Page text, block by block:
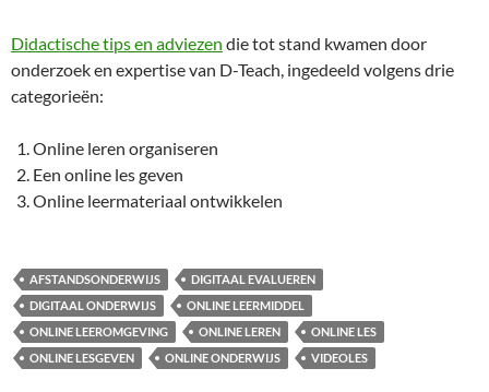
Didactische tips en adviezen die tot stand kwamen door
onderzoek en expertise van D-Teach, ingedeeld volgens drie
categorieën:
Online leren organiseren
Een online les geven
Online leermateriaal ontwikkelen
AFSTANDSONDERWIJS
DIGITAAL EVALUEREN
DIGITAAL ONDERWIJS
ONLINE LEERMIDDEL
ONLINE LEEROMGEVING
ONLINE LEREN
ONLINE LES
ONLINE LESGEVEN
ONLINE ONDERWIJS VIDEOLES